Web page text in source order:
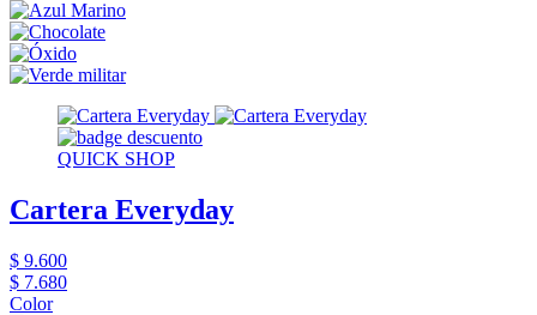
QUICK SHOP
Cartera Everyday
$ 9.600
$ 7.680
Color